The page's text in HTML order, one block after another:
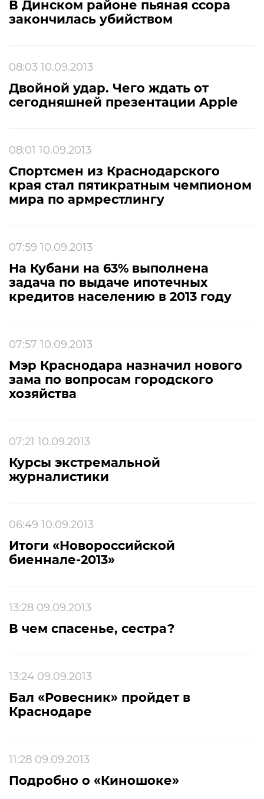
В Динском районе пьяная ссора
закончилась убийством
08:03 10.09.2013
Двойной удар. Чего ждать от
сегодняшней презентации Apple
08:01 10.09.2013
Спортсмен из Краснодарского
края стал пятикратным чемпионом
мира по армрестлингу
07:59 10.09.2013
На Кубани на 63% выполнена
задача по выдаче ипотечных
кредитов населению в 2013 году
07:57 10.09.2013
Мэр Краснодара назначил нового
зама по вопросам городского
хозяйства
07:21 10.09.2013
Курсы экстремальной
журналистики
06:49 10.09.2013
Итоги «Новороссийской
биеннале-2013»
13:28 09.09.2013
В чем спасенье, сестра?
13:24 09.09.2013
Бал «Ровесник» пройдет в
Краснодаре
11:28 09.09.2013
Подробно о «Киношоке»